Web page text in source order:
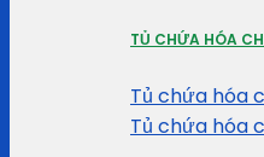
TỦ CHỨA HÓA
Tủ chứa hóa
Tủ chứa hóa